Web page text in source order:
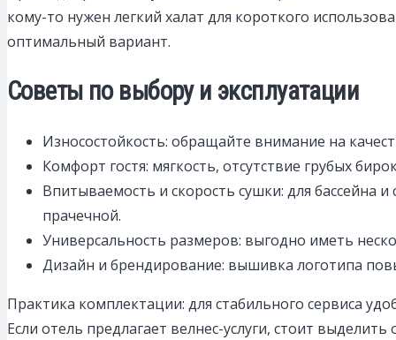
кому-то нужен легкий халат для короткого
оптимальный вариант.
Советы по выбору и эксплуатации
Износостойкость: обращайте внимание на
Комфорт гостя: мягкость, отсутствие грубых
Впитываемость и скорость сушки: для бассейна
прачечной.
Универсальность размеров: выгодно иметь
Дизайн и брендирование: вышивка логотипа
Практика комплектации: для стабильного сервиса
Если отель предлагает велнес-услуги, стоит